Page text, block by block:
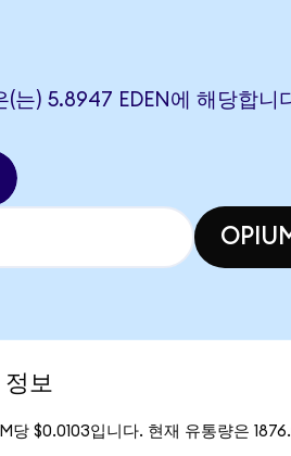
(는) 5.8947 EDEN에 해당합니
보
당 $0.0103입니다. 현재 유통량은